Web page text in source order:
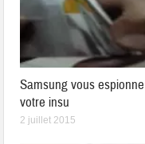
Samsung vous
votre insu
2 juillet 2015